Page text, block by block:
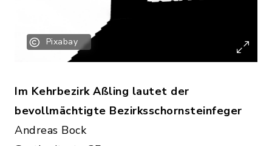
Pixabay
Im Kehrbezirk Aßling lautet der
bevollmächtigte Bezirksschornsteinfeger
Andreas Bock